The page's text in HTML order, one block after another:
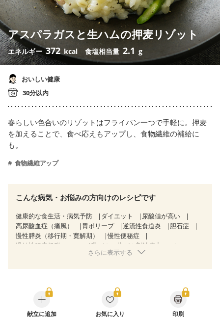
アスパラガスと生ハムの押麦リゾット
エネルギー372 kcal 食塩相当量 2.1 g
おいしい健康
30分以内
春らしい色合いのリゾットはフライパン一つで手軽に。押麦
を加えることで、食べ応えもアップし、食物繊維の補給に
も。
食物繊維アップ
こんな病気・お悩みの方向けのレシピです
健康的な食生活・病気予防 ダイエット
尿酸値が高い
高尿酸血症（痛風）
胃ポリープ 逆流性食道炎
胆石症
慢性膵炎（移行期・寛解期）
慢性便秘症
過敏性腸症候群（IBS）
乳がん（抗がん剤治療中）
乳がん（ホルモン療法中）
乳がん（放射線治療中）
さらに表示する
献立に追加 お気に入り 印刷